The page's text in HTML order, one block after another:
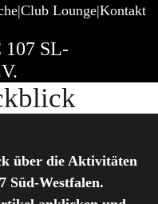
Club Lounge Kontakt
107 SL-
über die Aktivitäten
Süd-Westfalen.